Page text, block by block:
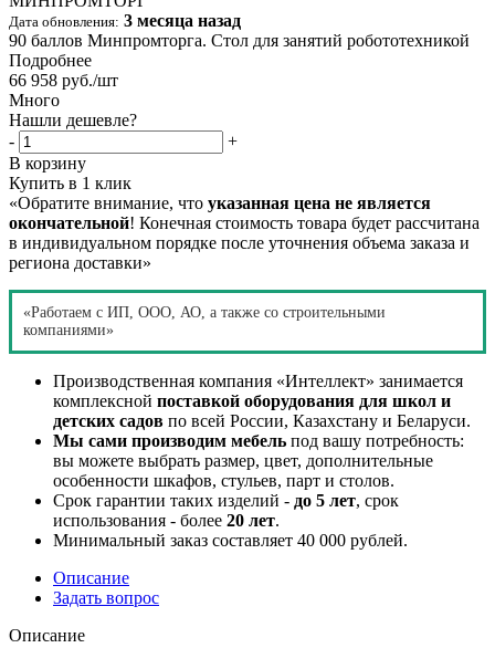
Дата обновления: 3 месяца назад
90 баллов Минпромторга. Стол для занятий робототехникой
Подробнее
66 958 руб./шт
Много
Нашли дешевле?
-
+
В корзину
Купить в 1 клик
«Обратите внимание, что указанная цена не является
окончательной! Конечная стоимость товара будет рассчитана
в индивидуальном порядке после уточнения объема заказа и
региона доставки»
«Работаем с ИП, ООО, АО, а также со строительными
компаниями»
Производственная компания «Интеллект» занимается
комплексной поставкой оборудования для школ и
детских садов по всей России, Казахстану и Беларуси.
Мы сами производим мебель под вашу потребность:
вы можете выбрать размер, цвет, дополнительные
особенности шкафов, стульев, парт и столов.
Срок гарантии таких изделий - до 5 лет, срок
использования - более 20 лет.
Минимальный заказ составляет 40 000 рублей.
Описание
Задать вопрос
Описание